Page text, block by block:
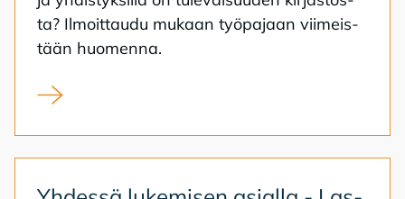
ta? Il­moit­tau­du mu­kaan työ­pa­jaan vii­meis­
tään huo­men­na.
Kirjasto kansalaistoiminnan alustana